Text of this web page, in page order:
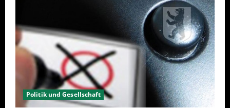
Politik und Gesellschaft